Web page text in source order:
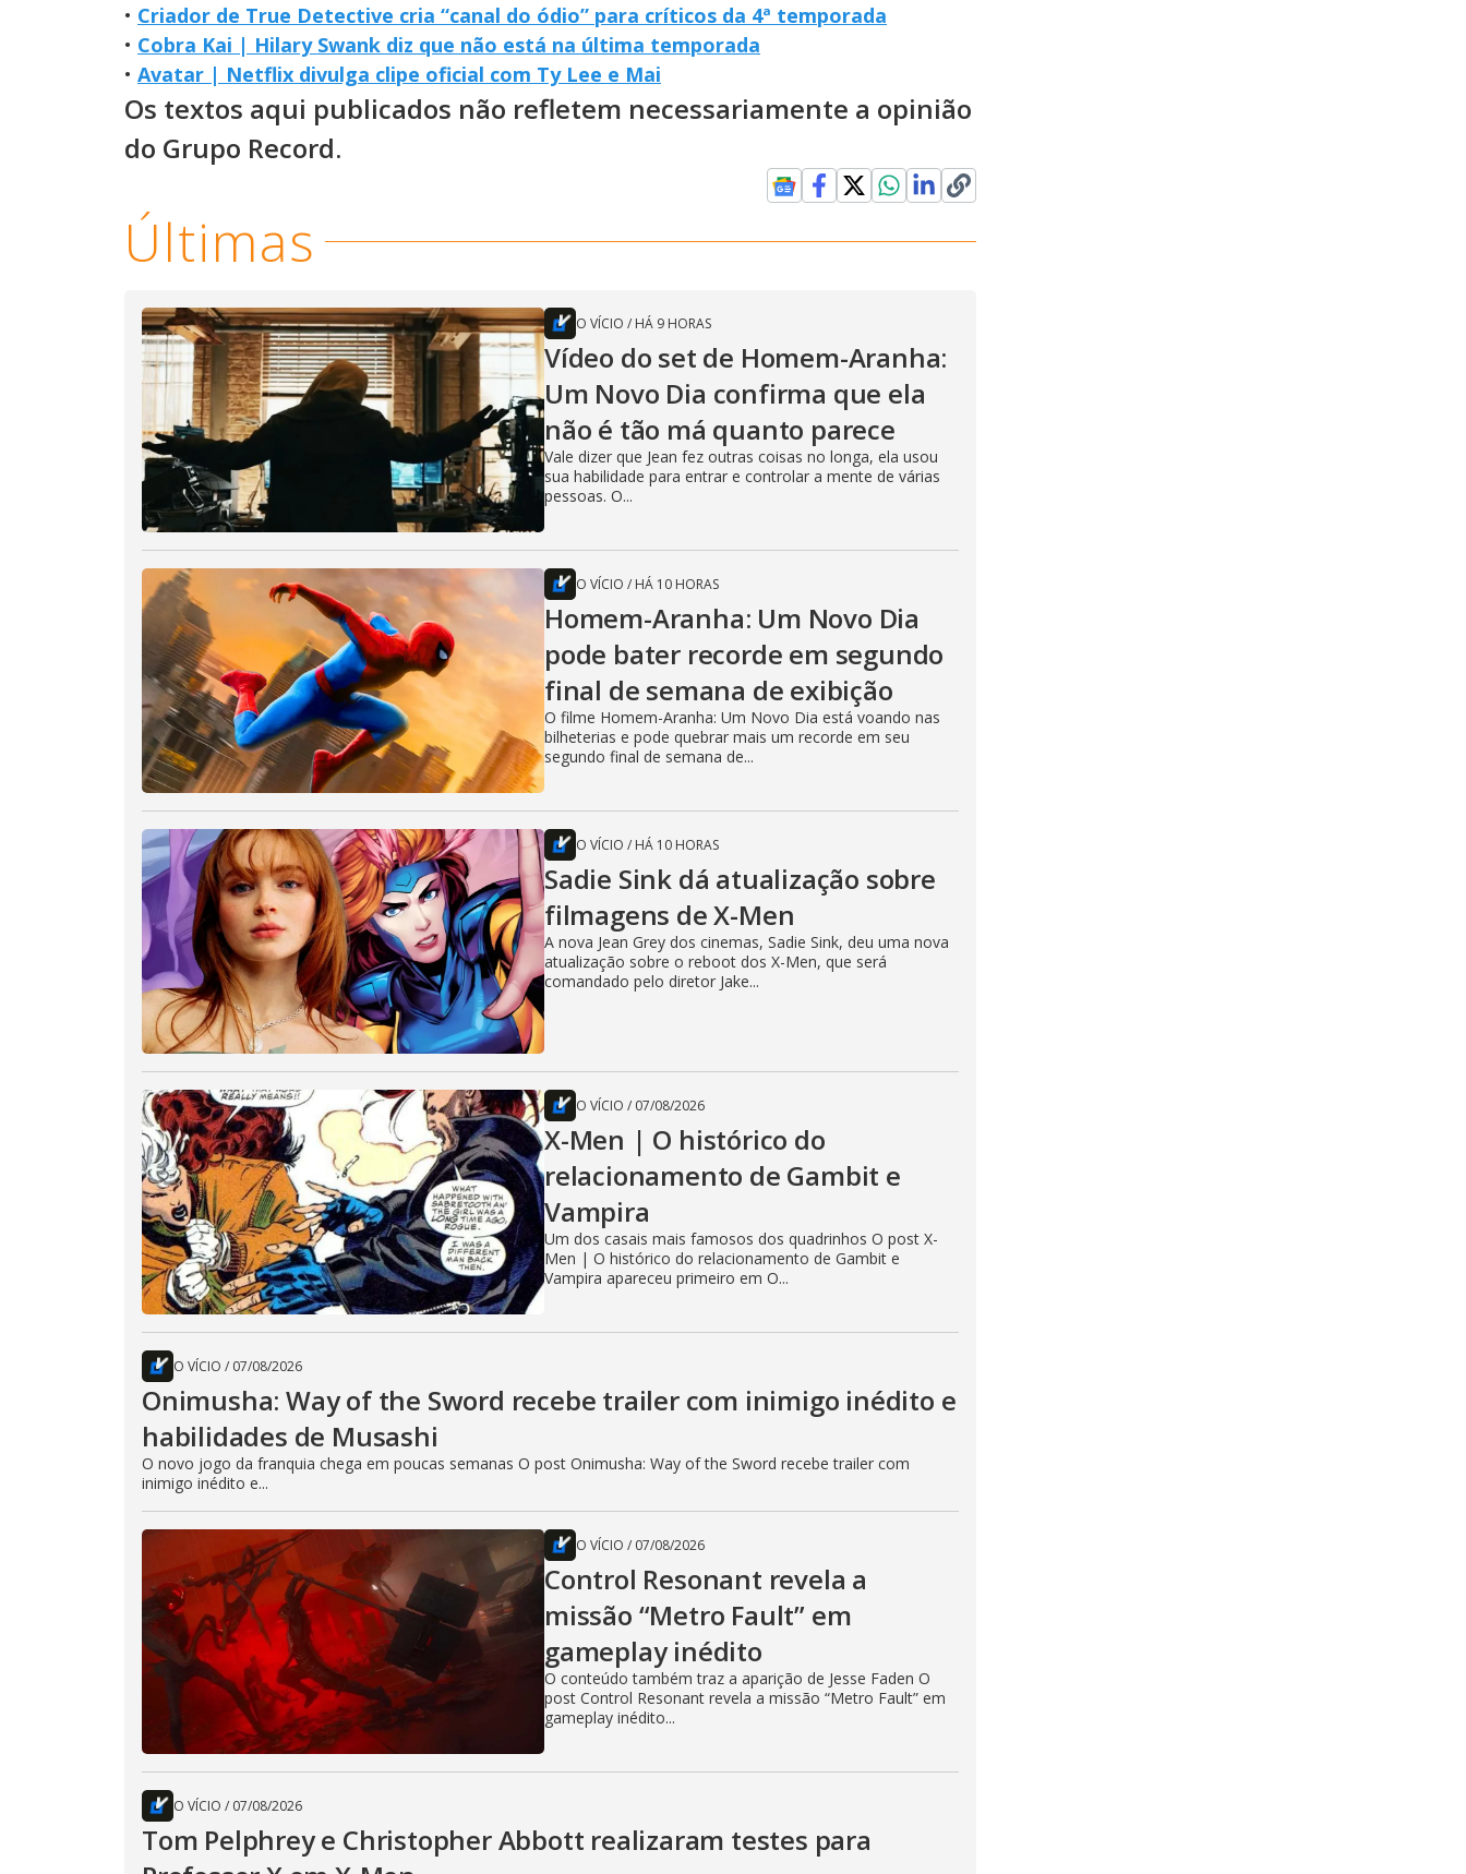
• Criador de True Detective cria “canal do ódio” para críticos da 4ª temporada
• Cobra Kai | Hilary Swank diz que não está na última temporada
• Avatar | Netflix divulga clipe oficial com Ty Lee e Mai
Os textos aqui publicados não refletem necessariamente a opinião
do Grupo Record.
Últimas
O VÍCIO / HÁ 9 HORAS
Vídeo do set de Homem-Aranha:
Um Novo Dia confirma que ela
não é tão má quanto parece
Vale dizer que Jean fez outras coisas no longa, ela usou
sua habilidade para entrar e controlar a mente de várias
pessoas. O...
O VÍCIO / HÁ 10 HORAS
Homem-Aranha: Um Novo Dia
pode bater recorde em segundo
final de semana de exibição
O filme Homem-Aranha: Um Novo Dia está voando nas
bilheterias e pode quebrar mais um recorde em seu
segundo final de semana de...
O VÍCIO / HÁ 10 HORAS
Sadie Sink dá atualização sobre
filmagens de X-Men
A nova Jean Grey dos cinemas, Sadie Sink, deu uma nova
atualização sobre o reboot dos X-Men, que será
comandado pelo diretor Jake...
O VÍCIO / 07/08/2026
X-Men | O histórico do
relacionamento de Gambit e
Vampira
Um dos casais mais famosos dos quadrinhos O post X-
Men | O histórico do relacionamento de Gambit e
Vampira apareceu primeiro em O...
O VÍCIO / 07/08/2026
Onimusha: Way of the Sword recebe trailer com inimigo inédito e
habilidades de Musashi
O novo jogo da franquia chega em poucas semanas O post Onimusha: Way of the Sword recebe trailer com
inimigo inédito e...
O VÍCIO / 07/08/2026
Control Resonant revela a
missão “Metro Fault” em
gameplay inédito
O conteúdo também traz a aparição de Jesse Faden O
post Control Resonant revela a missão “Metro Fault” em
gameplay inédito...
O VÍCIO / 07/08/2026
Tom Pelphrey e Christopher Abbott realizaram testes para